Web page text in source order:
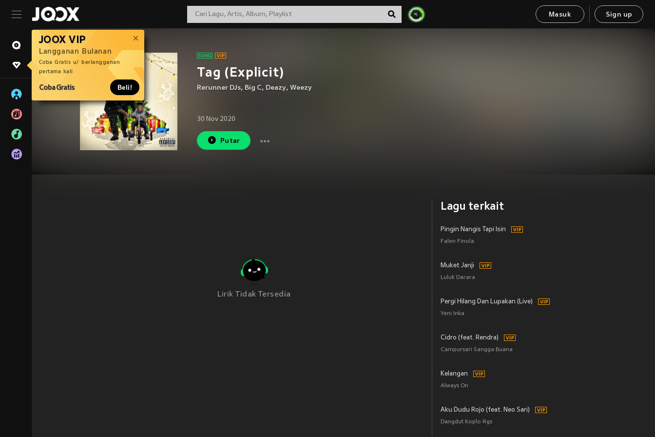
Masuk Sign up
JOOX VIP
Langganan Bulanan
Coba Gratis u/ berlangganan
pertama kali
Coba Gratis Beli!
Tag (Explicit)
Rerunner DJs, Big C, Deazy, Weezy
30 Nov 2020
Putar
Lirik Tidak Tersedia
Lagu terkait
Pingin Nangis Tapi Isin
Falen Finola
Muket Janji
Luluk Darara
Pergi Hilang Dan Lupakan (Live)
Yeni Inka
Cidro (feat. Rendra)
Campursari Sangga Buana
Kelangan
Always On
Aku Dudu Rojo (feat. Neo Sari)
Dangdut Koplo Rgs